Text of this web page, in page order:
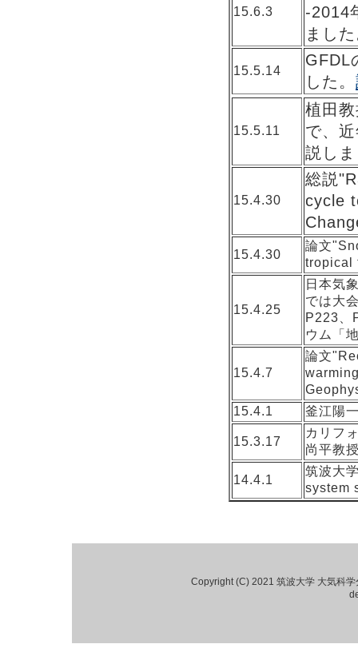
15.6.3
-2014
まし
15.5.14
GFDL
した。
15.5.11
植田
で、
説し
15.4.30
総説
cycle
15.4.30
論文
tropical
15.4.25
日本気
では大
P223、
ウム「
15.4.7
論文
15.4.1
釜江陽
15.3.17
カリフ
尚平教
14.4.1
筑波大
system
Copyright (C) 2021 筑波大学 大気科